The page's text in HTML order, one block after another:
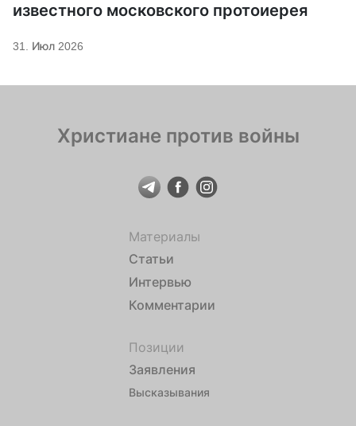
известного московского протоиерея
31. Июл 2026
Христиане против войны
Материалы
Статьи
Интервью
Комментарии
Позиции
Заявления
Высказывания